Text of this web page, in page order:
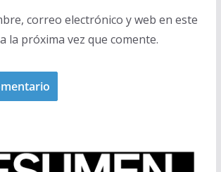
correo electrónico y web en este
la próxima vez que comente.